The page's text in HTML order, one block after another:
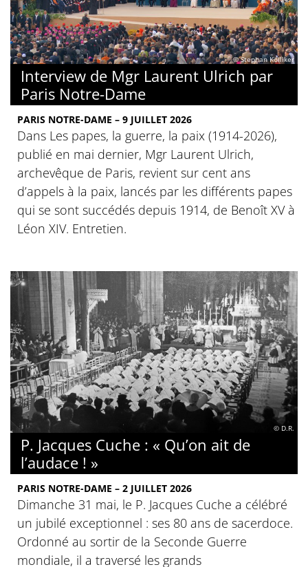
© Stephan Kölliker
Interview de Mgr Laurent Ulrich par
Paris Notre-Dame
PARIS NOTRE-DAME – 9 JUILLET 2026
Dans Les papes, la guerre, la paix (1914-2026),
publié en mai dernier, Mgr Laurent Ulrich,
archevêque de Paris, revient sur cent ans
d’appels à la paix, lancés par les différents papes
qui se sont succédés depuis 1914, de Benoît XV à
Léon XIV. Entretien.
© D.R.
P. Jacques Cuche : « Qu’on ait de
l’audace ! »
PARIS NOTRE-DAME – 2 JUILLET 2026
Dimanche 31 mai, le P. Jacques Cuche a célébré
un jubilé exceptionnel : ses 80 ans de sacerdoce.
Ordonné au sortir de la Seconde Guerre
mondiale, il a traversé les grands